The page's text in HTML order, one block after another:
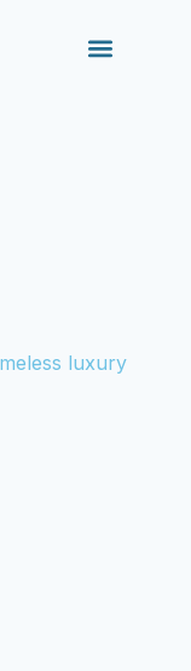
luxury